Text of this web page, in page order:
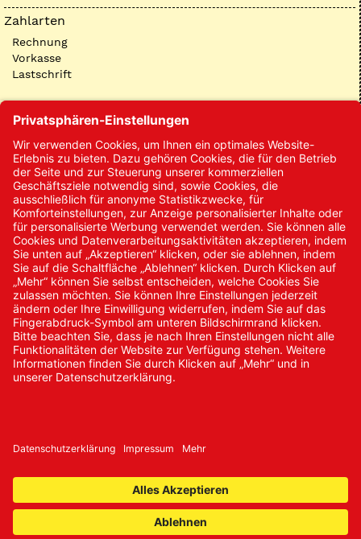
Zahlarten
Rechnung
Vorkasse
Lastschrift
Kontakt
Kontakt/Anfrage
Neukundenanmeldung
Kennwort vergessen
Bestellungen
Sendung verfolgen
© 2024 Promed Vertriebsgesellschaft mbH | Alle Rechte
* Alle Preise zzgl. gesetzlicher Mehrwertsteuer